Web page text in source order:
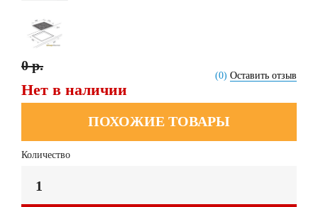
(0) Оставить отзыв
0 р.
Нет в наличии
ПОХОЖИЕ ТОВАРЫ
Количество